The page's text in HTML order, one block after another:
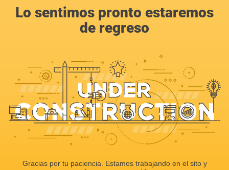
Lo sentimos pronto estaremos
de regreso
Gracias por tu paciencia. Estamos trabajando en el sito y